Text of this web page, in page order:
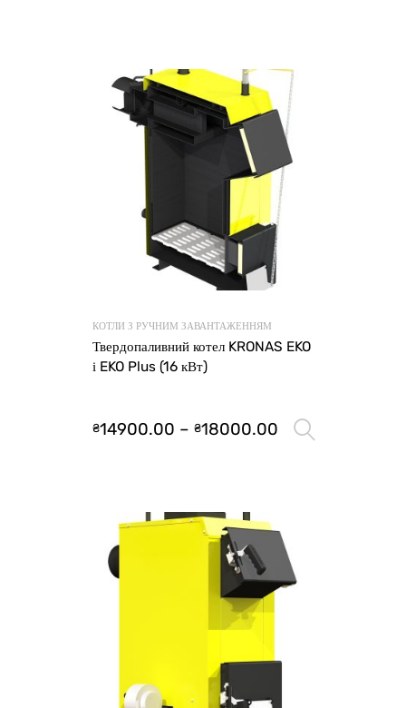
КОТЛИ З РУЧНИМ ЗАВАНТАЖЕННЯМ
Твердопаливний котел KRONAS EKO
і EKO Plus (16 кВт)
₴14900.00 – ₴18000.00